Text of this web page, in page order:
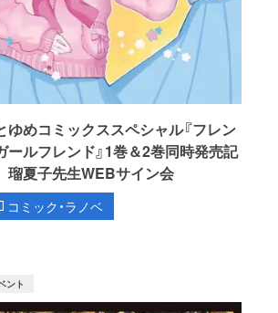
ゆめコミックススペシャル『フレン
ールフレンド』1巻＆2巻同時発売記
夏子先生WEBサイン会
コミック・ラノベ
ント